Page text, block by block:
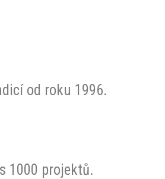
od roku 1996.
1000 projektů.